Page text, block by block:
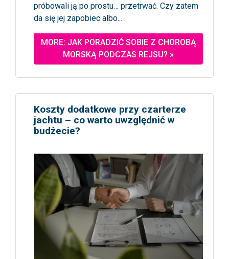
próbowali ją po prostu… przetrwać. Czy zatem
da się jej zapobiec albo...
MORE: JAK PORADZIĆ SOBIE Z CHOROBĄ
MORSKĄ PODCZAS REJSU? »
Koszty dodatkowe przy czarterze
jachtu – co warto uwzględnić w
budżecie?